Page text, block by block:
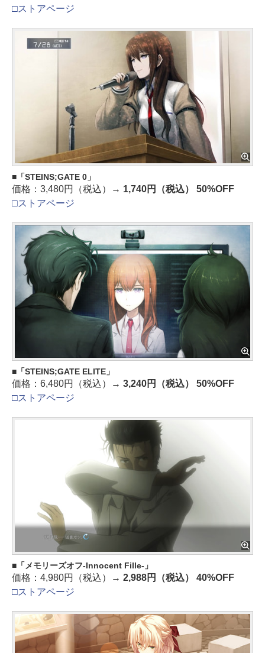
□ストアページ
「STEINS;GATE 0」
価格：3,480円（税込）→ 1,740円（税込） 50%OFF
□ストアページ
「STEINS;GATE ELITE」
価格：6,480円（税込）→ 3,240円（税込） 50%OFF
□ストアページ
「メモリーズオフ-Innocent Fille-」
価格：4,980円（税込）→ 2,988円（税込） 40%OFF
□ストアページ